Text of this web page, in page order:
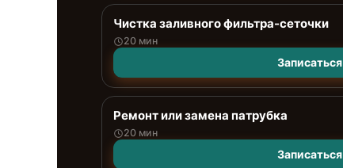
Чистка заливного фильтра-сеточки
20 мин
Записаться
Ремонт или замена патрубка
20 мин
Записаться